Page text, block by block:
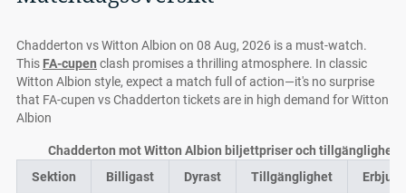
Chadderton vs Witton Albion on 08 Aug, 2026 is a must-watch.
This FA-cupen clash promises a thrilling atmosphere. In classic
Witton Albion style, expect a match full of action—it's no surprise
that FA-cupen vs Chadderton tickets are in high demand for Witton
Albion
Sektion Billigast Dyrast Tillgänglighet
Chadderton mot Witton Albion biljettpriser och tillgänglighet